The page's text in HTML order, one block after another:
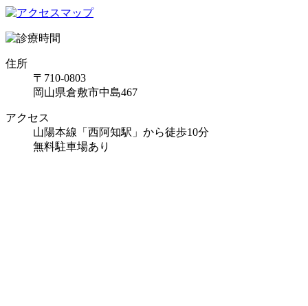
住所
〒710-0803
岡山県倉敷市中島467
アクセス
山陽本線「西阿知駅」から徒歩10分
無料駐車場あり